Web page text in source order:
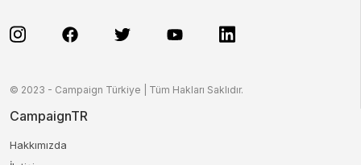
© 2023 - Campaign Türkiye | Tüm Hakları Saklıdır.
CampaignTR
Hakkımızda